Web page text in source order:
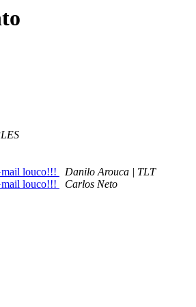
louco!!!
Danilo Arouca | TLT
louco!!!
Carlos Neto